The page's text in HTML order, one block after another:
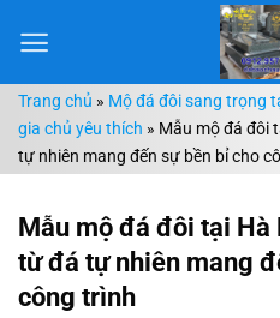
đến
dungTrang chủ » Mộ đá đôi sang trọng
gia chủ yêu thích » Mẫu mộ đá đôi
tự nhiên mang đến sự bền bỉ cho
Mẫu mộ đá đôi tại Hà
từ đá tự nhiên mang
công trình